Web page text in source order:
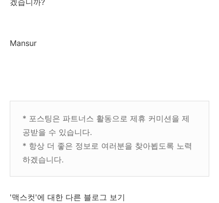
겠습니까?
Mansur
* 포스팅은 파트너스 활동으로 제휴 커미션을 제
공받을 수 있습니다.
* 항상 더 좋은 정보로 여러분을 찾아뵙도록 노력
하겠습니다.
'맥스컷'에 대한 다른 블로그 보기